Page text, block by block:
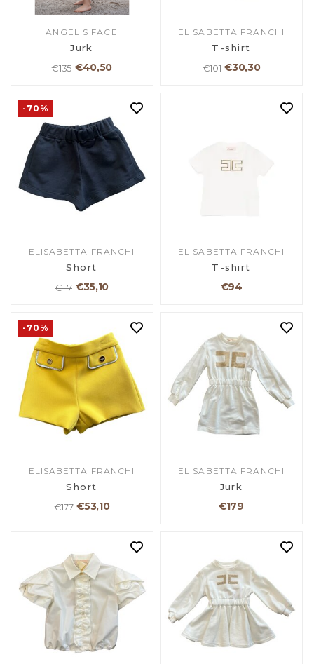
ANGEL'S FACE
Jurk
€135 €40,50
ELISABETTA FRANCHI
T-shirt
€101 €30,30
-70%
ELISABETTA FRANCHI
Short
€117 €35,10
ELISABETTA FRANCHI
T-shirt
€94
-70%
ELISABETTA FRANCHI
Short
€177 €53,10
ELISABETTA FRANCHI
Jurk
€179